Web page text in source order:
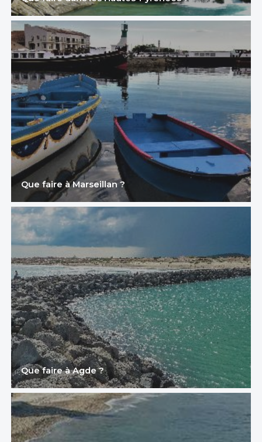
Que faire à Marseillan ?
Que faire à Agde ?